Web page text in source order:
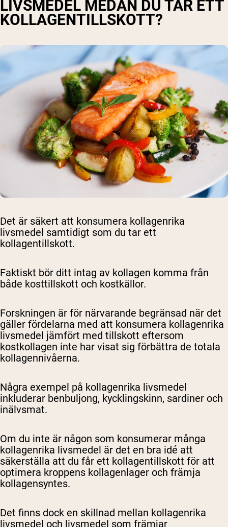
LIVSMEDEL MEDAN DU TAR ETT
KOLLAGENTILLSKOTT?
Det är säkert att konsumera kollagenrika
livsmedel samtidigt som du tar ett
kollagentillskott.
Faktiskt bör ditt intag av kollagen komma från
både kosttillskott och kostkällor.
Forskningen är för närvarande begränsad när det
gäller fördelarna med att konsumera kollagenrika
livsmedel jämfört med tillskott eftersom
kostkollagen inte har visat sig förbättra de totala
kollagennivåerna.
Några exempel på kollagenrika livsmedel
inkluderar benbuljong, kycklingskinn, sardiner och
inälvsmat.
Om du inte är någon som konsumerar många
kollagenrika livsmedel är det en bra idé att
säkerställa att du får ett kollagentillskott för att
optimera kroppens kollagenlager och främja
kollagensyntes.
Det finns dock en skillnad mellan kollagenrika
livsmedel och livsmedel som främjar